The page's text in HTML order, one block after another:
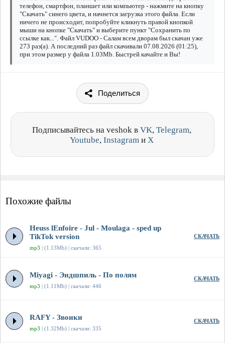
телефон, смартфон, планшет или компьютер - нажмите на кнопку
"Скачать" синего цвета, и начнется загрузка этого файла. Если
ничего не происходит, попробуйте кликнуть правой кнопкой
мыши на кнопке "Скачать" и выберите пункт "Сохранить по
ссылке как...". Файл VUDOO - Салам всем дворам был скачан уже
273 раз(а). А последний раз файл скачивали 07.08.2026 (01:25),
при этом размер у файла 1.03Mb. Быстрей качайте и Вы!
Поделиться
Подписывайтесь на veshok в VK, Telegram,
Youtube, Instagram и X
Похожие файлы
Heuss lEnfoirе - Jul - Moulaga - sped up
TikTok version
mp3 | (1.13Mb) | скачали: 365
СКАЧАТЬ
Miyagi - Эндшпиль - По полям
mp3 | (1.11Mb) | скачали: 446
СКАЧАТЬ
RAFY - Звонки
mp3 | (1.32Mb) | скачали: 335
СКАЧАТЬ